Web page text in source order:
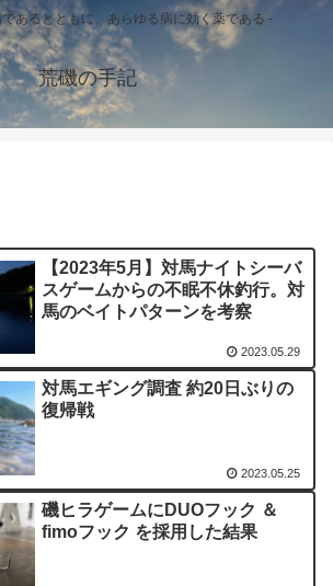
あるとともに、あらゆる病に効く薬である -
荒磯の手記
【2023年5月】対馬ナイトシーバ
スゲームからの不眠不休釣行。対
馬のベイトパターンを考察
2023.05.29
対馬エギング調査 約20日ぶりの
復帰戦
2023.05.25
磯ヒラゲームにDUOフック ＆
fimoフック を採用した結果